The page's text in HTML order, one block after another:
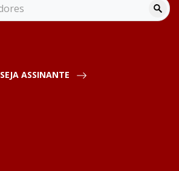
SEJA ASSINANTE